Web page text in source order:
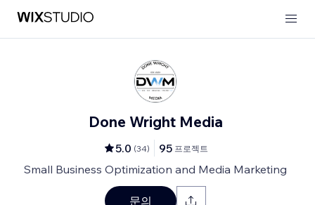
Done Wright Media
5.0 (34) 95 프로젝트
Small Business Optimization and Media Marketing
문의